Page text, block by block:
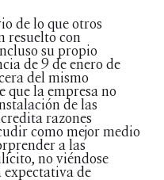
de lo que otros
resuelto con
su propio
de 9 de enero de
del mismo
que la empresa no
de las
razones
como mejor medio
a las
no viéndose
de